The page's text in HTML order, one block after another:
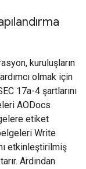
kuruluşların
olmak için
17a-4 şartlarını
AODocs
etiket
Write
etkinleştirilmiş
Ardından